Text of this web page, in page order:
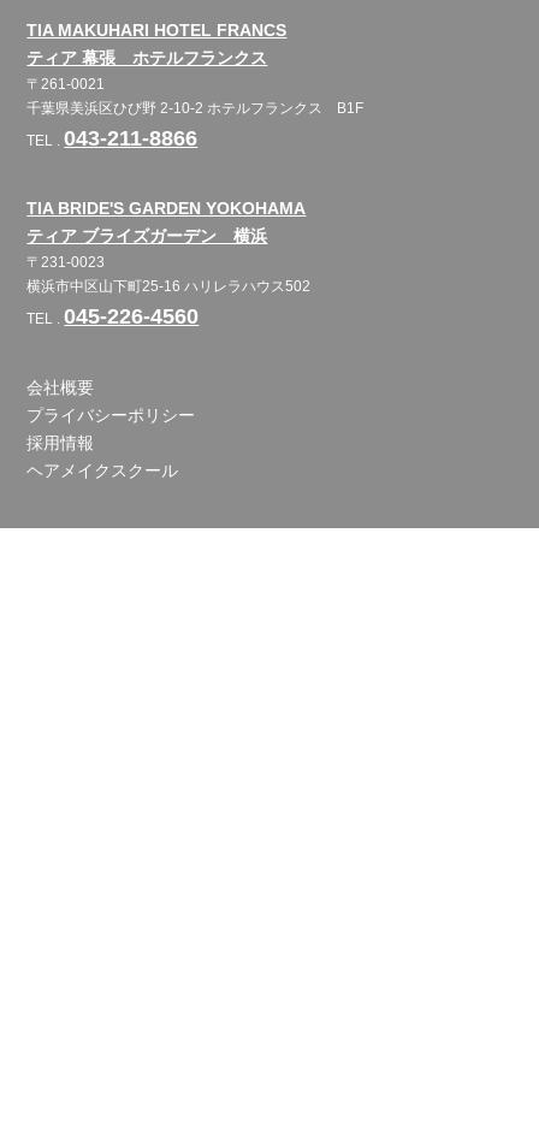
TIA MAKUHARI HOTEL FRANCS
ティア 幕張 ホテルフランクス
〒261-0021
千葉県美浜区ひび野 2-10-2 ホテルフランクス B1F
TEL .043-211-8866
TIA BRIDE'S GARDEN YOKOHAMA
ティア ブライズガーデン 横浜
〒231-0023
横浜市中区山下町25-16 ハリレラハウス502
TEL .045-226-4560
会社概要
プライバシーポリシー
採用情報
ヘアメイクスクール